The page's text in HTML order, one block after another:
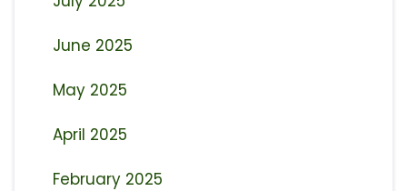
June 2025
May 2025
April 2025
February 2025